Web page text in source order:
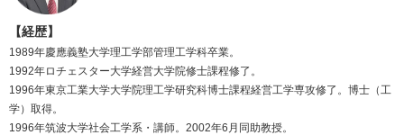
【経歴】
1989年慶應義塾大学理工学部管理工学科卒業。
1992年ロチェスター大学経営大学院修士課程修了。
1996年東京工業大学大学院理工学研究科博士課程経営工学専攻修了。博士（工
学）取得。
1996年筑波大学社会工学系・講師。2002年6月同助教授。